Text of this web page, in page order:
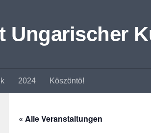
Ungarischer
2024 Köszöntö!
« Alle Veranstaltungen